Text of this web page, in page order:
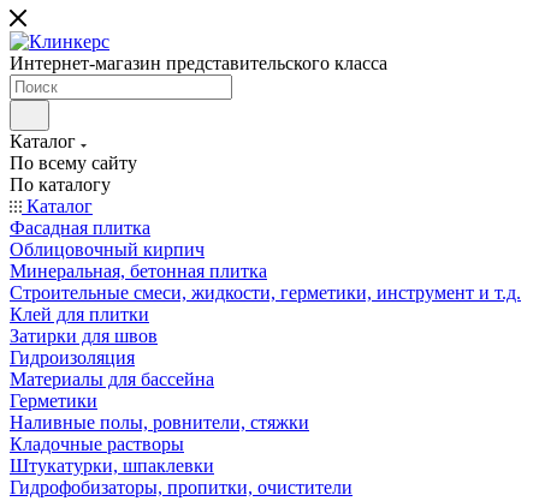
Интернет-магазин представительского класса
Каталог
По всему сайту
По каталогу
Каталог
Фасадная плитка
Облицовочный кирпич
Минеральная, бетонная плитка
Строительные смеси, жидкости, герметики, инструмент и т.д.
Клей для плитки
Затирки для швов
Гидроизоляция
Материалы для бассейна
Герметики
Наливные полы, ровнители, стяжки
Кладочные растворы
Штукатурки, шпаклевки
Гидрофобизаторы, пропитки, очистители